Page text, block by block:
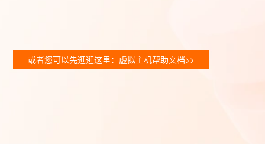
或者您可以先逛逛这里：虚拟主机帮助文档>>